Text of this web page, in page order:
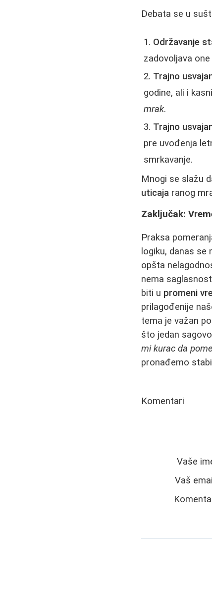
Debata se u
Održavanje
zadovoljava
Trajno
godine, ali i
mrak.
Trajno
pre uvođenja
smrkavanje.
Mnogi se slažu
uticaja ranog
Zaključak:
Praksa
logiku, danas
opšta
nema
biti u promeni
prilagođenije
tema je važan
što jedan
mi kurac da
pronađemo
Komentari
Vaše
Vaš